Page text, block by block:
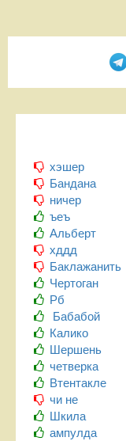
хэшер
Бандана
ничер
ъеъ
Альберт
хддд
Баклажанить
Чертоган
Рб
Бабабой
Калико
Шершень
четверка
Втентакле
чи не
Шкила
ампулда